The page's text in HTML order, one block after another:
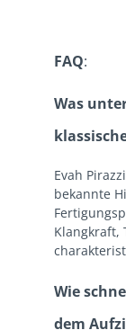
FAQ:
Was
Evah
bekannte
Klangkraft,
Wie
dem